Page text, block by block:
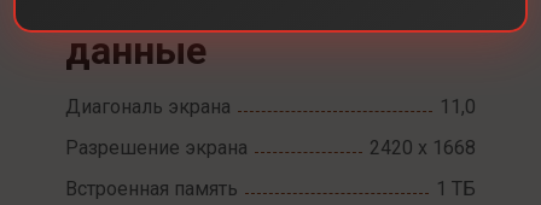
данные
Диагональ экрана
11,0
Разрешение экрана
2420 х 1668
Встроенная память
1 ТБ